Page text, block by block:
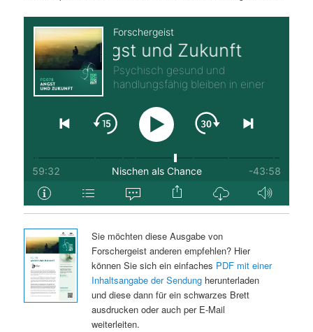
Sie möchten diese Ausgabe von
Forschergeist anderen empfehlen? Hier
können Sie sich ein einfaches PDF mit einer
Inhaltsangabe der Sendungherunterladen
und diese dann für ein schwarzes Brett
ausdrucken oder auch per E-Mail
weiterleiten.